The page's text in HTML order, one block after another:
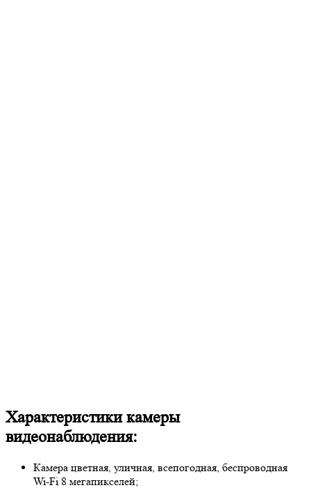
Характеристики камеры
видеонаблюдения:
Камера цветная, уличная, всепогодная, беспроводная
Wi-Fi 8 мегапикселей;